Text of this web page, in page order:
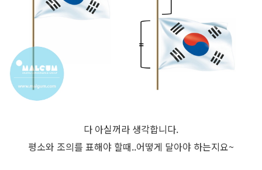
다 아실꺼라 생각합니다.
평소와 조의를 표해야 할때..어떻게 달아야 하는지요~